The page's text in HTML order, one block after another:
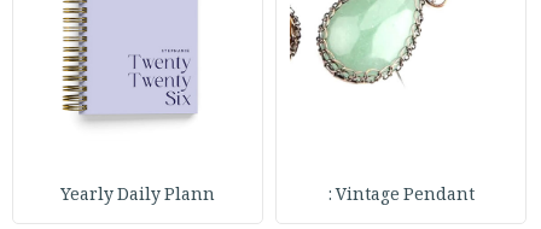
Vintage Pendant :
Yearly Daily Plann